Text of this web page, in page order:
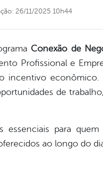
26/11/2025 10h44
Conexão de
Profissional e
incentivo
de
para quem
ao longo do